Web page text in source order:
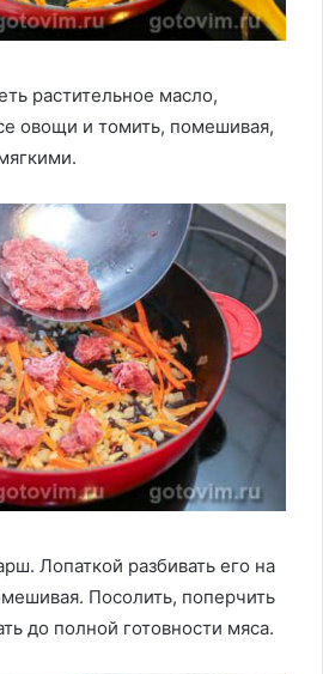
растительное масло,
овощи и томить, помешивая,
Лопаткой разбивать его на
Посолить, поперчить
до полной готовности мяса.